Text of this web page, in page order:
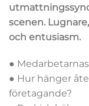
scenen.
och entusiasm.
●
● Hur hänger
företagande?